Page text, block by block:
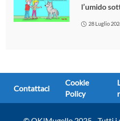
l’umido
28 Luglio
Contattaci
Cookie
Policy